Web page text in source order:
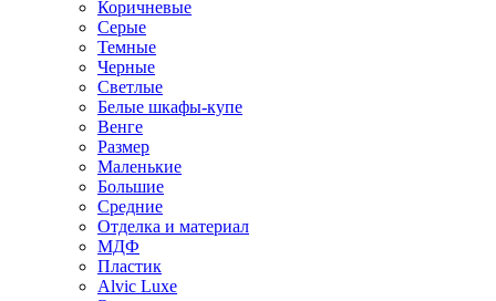
Коричневые
Серые
Темные
Черные
Светлые
Белые шкафы-купе
Венге
Размер
Маленькие
Большие
Средние
Отделка и материал
МДФ
Пластик
Alvic Luxe